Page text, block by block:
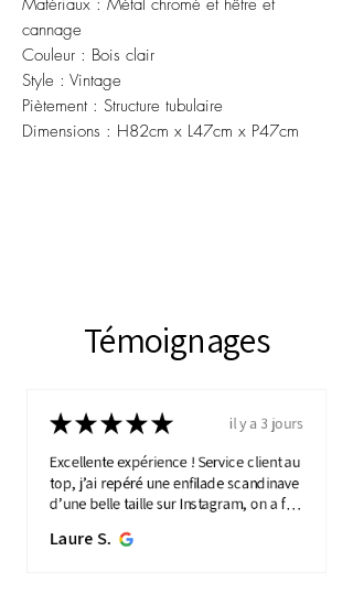
Témoignages
★★★★★
il y a 3 jours
Excellente expérience ! Service client au
top, j’ai repéré une enfilade scandinave
d’une belle taille sur Instagram, on a fait
plus...MONTRE PLUS
Laure S.
Matériaux : Métal chromé et hêtre et
cannage
Couleur : Bois clair
Style : Vintage
Piètement : Structure tubulaire
Dimensions : H82cm x L47cm x P47cm